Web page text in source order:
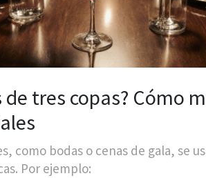
de tres copas? Cómo
como bodas o cenas de gala, se
Por ejemplo: